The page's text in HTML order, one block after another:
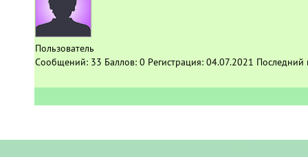
Пользователь
Сообщений: 33 Баллов: 0 Регистрация: 04.07.2021 Последний